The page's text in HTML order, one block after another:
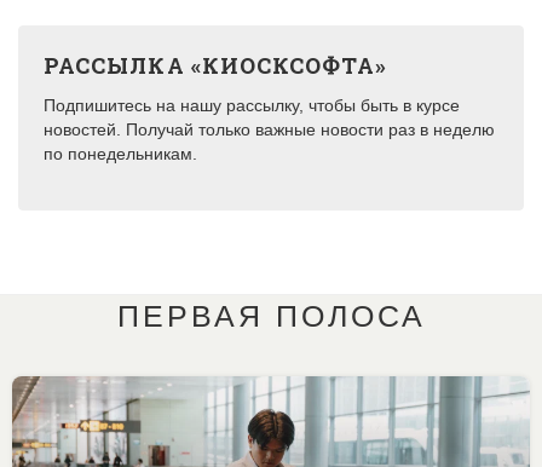
РАССЫЛКА «КИОСКСОФТА»
Подпишитесь на нашу рассылку, чтобы быть в курсе
новостей. Получай только важные новости раз в неделю
по понедельникам.
ПЕРВАЯ ПОЛОСА